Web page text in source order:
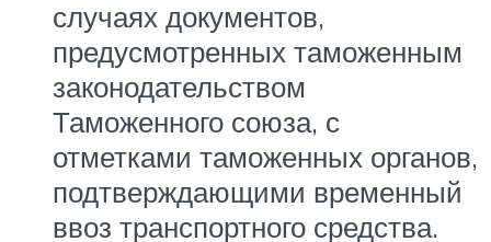
случаях документов,
предусмотренных таможенным
законодательством
Таможенного союза, с
отметками таможенных органов,
подтверждающими временный
ввоз транспортного средства.